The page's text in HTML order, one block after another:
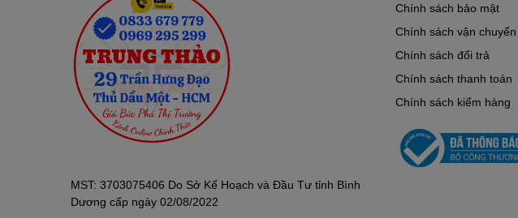
MST: 3703075406 Do Sở Kế Hoạch và Đầu Tư tỉnh Bình
Dương cấp ngày 02/08/2022
Chính sách bảo mật
Chính sách vận chuyển
Chính sách đổi trả
Chính sách thanh toán
Chính sách kiểm hàng